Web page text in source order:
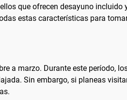
que ofrecen desayuno incluido
estas características para
a marzo. Durante este período,
Sin embargo, si planeas